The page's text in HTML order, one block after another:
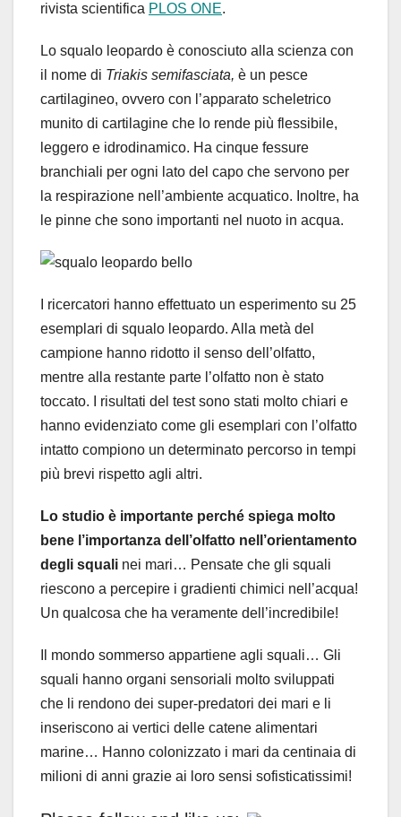
rivista scientifica PLOS ONE.
Lo squalo leopardo è conosciuto alla scienza con
il nome di Triakis semifasciata, è un pesce
cartilagineo, ovvero con l’apparato scheletrico
munito di cartilagine che lo rende più flessibile,
leggero e idrodinamico. Ha cinque fessure
branchiali per ogni lato del capo che servono per
la respirazione nell’ambiente acquatico. Inoltre, ha
le pinne che sono importanti nel nuoto in acqua.
I ricercatori hanno effettuato un esperimento su 25
esemplari di squalo leopardo. Alla metà del
campione hanno ridotto il senso dell’olfatto,
mentre alla restante parte l’olfatto non è stato
toccato. I risultati del test sono stati molto chiari e
hanno evidenziato come gli esemplari con l’olfatto
intatto compiono un determinato percorso in tempi
più brevi rispetto agli altri.
Lo studio è importante perché spiega molto
bene l’importanza dell’olfatto nell’orientamento
degli squali nei mari… Pensate che gli squali
riescono a percepire i gradienti chimici nell’acqua!
Un qualcosa che ha veramente dell’incredibile!
Il mondo sommerso appartiene agli squali… Gli
squali hanno organi sensoriali molto sviluppati
che li rendono dei super-predatori dei mari e li
inseriscono ai vertici delle catene alimentari
marine… Hanno colonizzato i mari da centinaia di
milioni di anni grazie ai loro sensi sofisticatissimi!